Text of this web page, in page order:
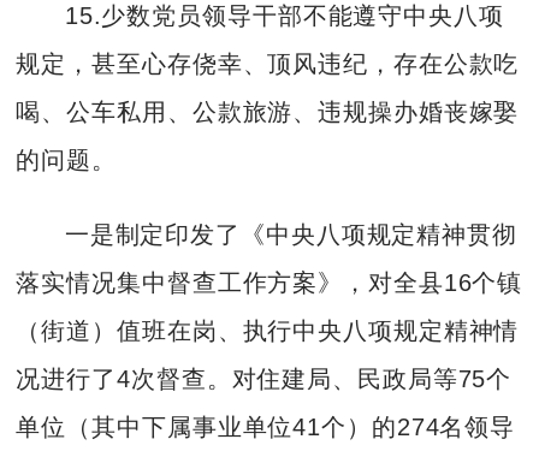
15.少数党员领导干部不能遵守中央八项
规定，甚至心存侥幸、顶风违纪，存在公款吃
喝、公车私用、公款旅游、违规操办婚丧嫁娶
的问题。
一是制定印发了《中央八项规定精神贯彻
落实情况集中督查工作方案》，对全县16个镇
（街道）值班在岗、执行中央八项规定精神情
况进行了4次督查。对住建局、民政局等75个
单位（其中下属事业单位41个）的274名领导